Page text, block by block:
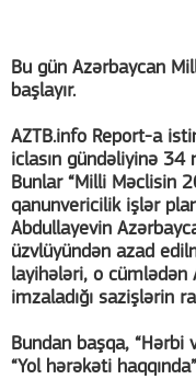
Bu gün Azərbaycan
başlayır.
AZTB.info Report-a
iclasın gündəliyinə 34
Bunlar “Milli Məclisin
qanunvericilik işlər
Abdullayevin
üzvlüyündən azad
layihələri, o cümlədən
imzaladığı sazişlərin
Bundan başqa, “Hərbi
“Yol hərəkəti